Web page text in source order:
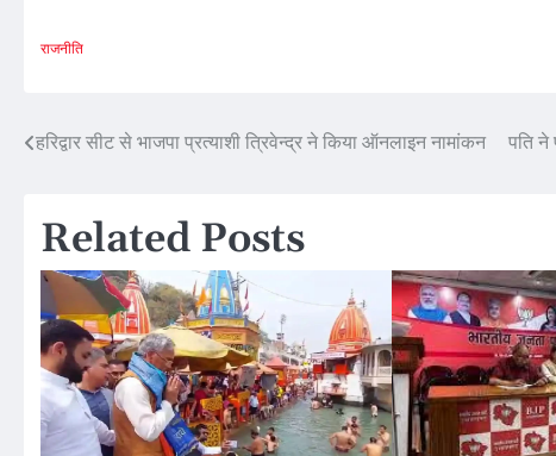
राजनीति
Post
हरिद्वार सीट से भाजपा प्रत्याशी त्रिवेन्द्र ने किया ऑनलाइन नामांकन पति ने
Related Posts